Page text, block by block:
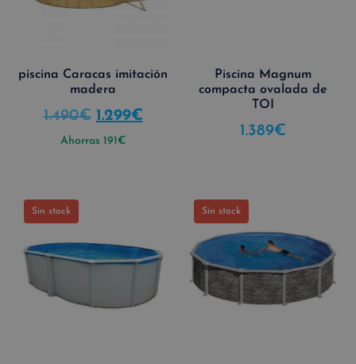
piscina Caracas imitación
madera
1.490€ 1.299€
Ahorras 191 €
Piscina Magnum
compacta ovalada de
TOI
1.389€
Sin stock Sin stock